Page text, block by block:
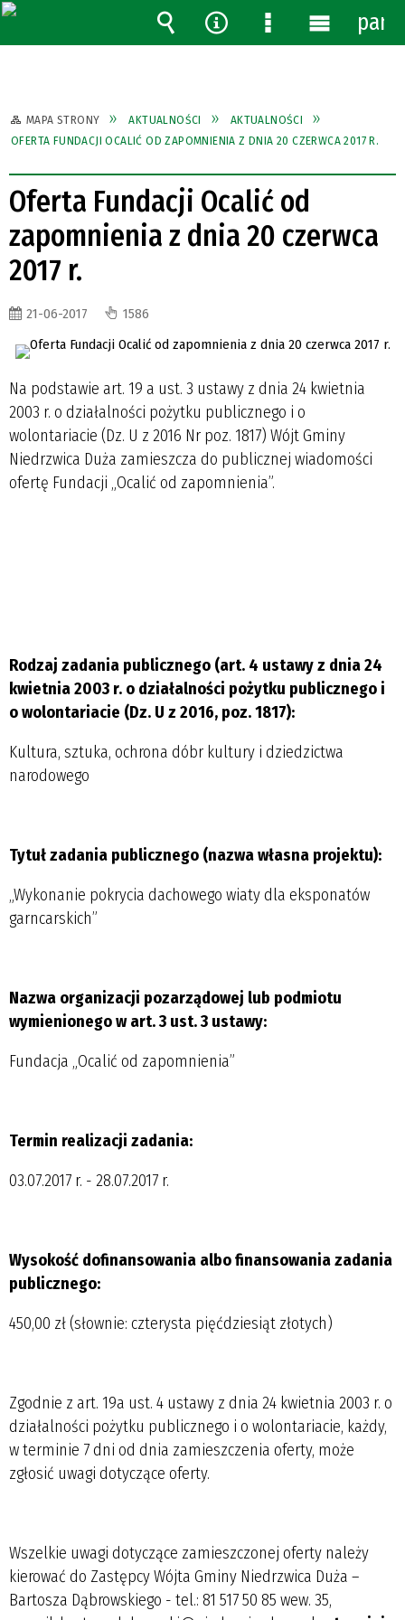
MAPA STRONY AKTUALNOŚCI
AKTUALNOŚCI
OFERTA FUNDACJI OCALIĆ OD ZAPOMNIENIA Z DNIA 20 CZERWCA 2017 R.
Oferta Fundacji Ocalić od
zapomnienia z dnia 20 czerwca
2017 r.
21-06-2017 1586
Na podstawie art. 19 a ust. 3 ustawy z dnia 24 kwietnia
2003 r. o działalności pożytku publicznego i o
wolontariacie (Dz. U z 2016 Nr poz. 1817) Wójt Gminy
Niedrzwica Duża zamieszcza do publicznej wiadomości
ofertę Fundacji „Ocalić od zapomnienia”.
Rodzaj zadania publicznego (art. 4 ustawy z dnia 24
kwietnia 2003 r. o działalności pożytku publicznego i
o wolontariacie (Dz. U z 2016, poz. 1817):
Kultura, sztuka, ochrona dóbr kultury i dziedzictwa
narodowego
Tytuł zadania publicznego (nazwa własna projektu):
„Wykonanie pokrycia dachowego wiaty dla eksponatów
garncarskich”
Nazwa organizacji pozarządowej lub podmiotu
wymienionego w art. 3 ust. 3 ustawy:
Fundacja „Ocalić od zapomnienia”
Termin realizacji zadania:
03.07.2017 r. - 28.07.2017 r.
Wysokość dofinansowania albo finansowania zadania
publicznego:
450,00 zł (słownie: czterysta pięćdziesiąt złotych)
Zgodnie z art. 19a ust. 4 ustawy z dnia 24 kwietnia 2003 r. o
działalności pożytku publicznego i o wolontariacie, każdy,
w terminie 7 dni od dnia zamieszczenia oferty, może
zgłosić uwagi dotyczące oferty.
Wszelkie uwagi dotyczące zamieszczonej oferty należy
kierować do Zastępcy Wójta Gminy Niedrzwica Duża –
Bartosza Dąbrowskiego - tel.: 81 517 50 85 wew. 35,
Wyszukiwarka
Narzędzia
MenuMenu